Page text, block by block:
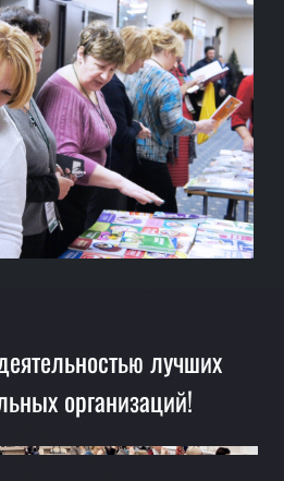
лучших
организаций!